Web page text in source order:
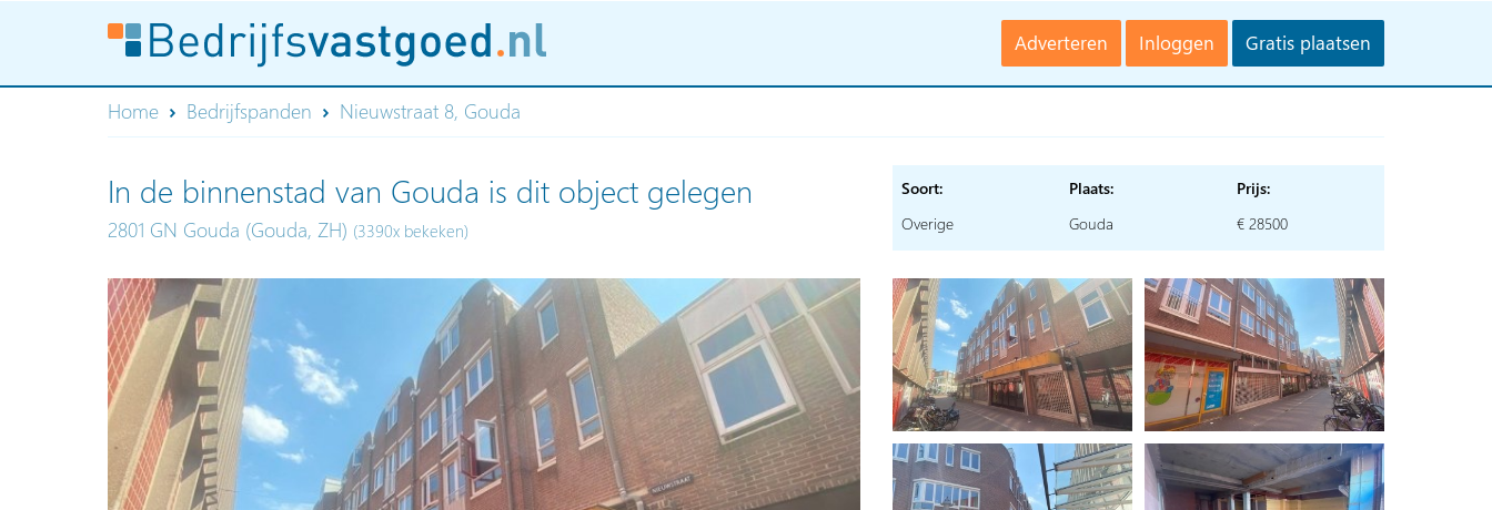
Adverteren Inloggen Gratis plaatsen
Home Bedrijfspanden Nieuwstraat 8, Gouda
In de binnenstad van Gouda is dit object gelegen
2801 GN Gouda (Gouda, ZH) (3390x bekeken)
Soort:
Overige
Plaats:
Gouda
Prijs:
€ 28500